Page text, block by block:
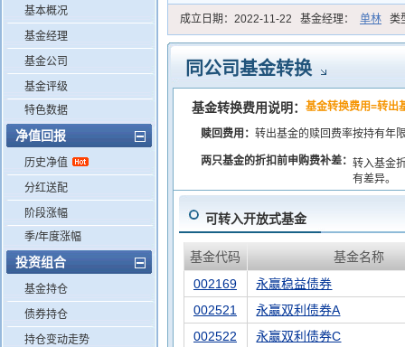
基本概况
基金经理
基金公司
基金评级
特色数据
净值回报
历史净值
分红送配
阶段涨幅
季/年度涨幅
投资组合
基金持仓
债券持仓
持仓变动走势
成立日期： 2022-11-22 基金经理： 单林 类
同公司基金转换
基金转换费用说明： 基金转换费用=转出
赎回费用： 转出基金的赎回费率按持有年
两只基金的折扣前申购费补差： 转入基金
有差异。
可转入开放式基金
基金代码
基金名称
002169
永赢稳益债券
002521
永赢双利债券A
002522
永赢双利债券C